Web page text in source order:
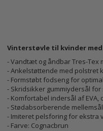
Vinterstøvle til kvinder
- Vandtæt og åndbar Tres-Tex
- Ankelstøttende med polstret
- Formstøbt fodseng for
- Skridsikker gummiydersål
- Komfortabel indersål af EVA,
- Stødabsorberende
- Imiteret pelsforing for ekstra
- Farve: Cognacbrun